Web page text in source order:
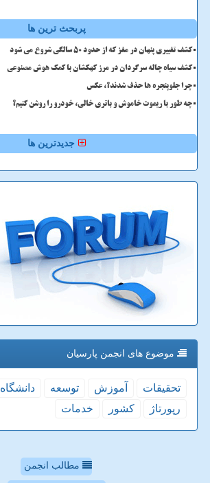
پربحث ترین ها
کشف تغییری پنهان در مغز که از حدود 50 سالگی شروع می شود
کشف سیاه چاله سرگردان در مرز کهکشان با کمک هوش مصنوعی
چرا جلوپنجره ها حذف شدند؟، عکس
چه طور با ریموت خاموش و باتری خالی، خودرو را روشن کنیم؟
جدیدترین ها
موضوع های انجمن پارسیان
تحقیقات آموزش توسعه دانشگاه
رپورتاژ
كشور خدمات
مطالب انجمن